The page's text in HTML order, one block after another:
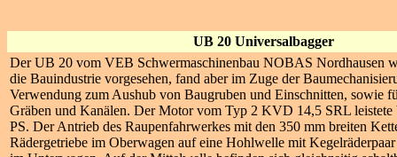
UB 20 Universalbagger
Der UB 20 vom VEB Schwermaschinenbau NOBAS Nordhausen
die Bauindustrie vorgesehen, fand aber im Zuge der
Verwendung zum Aushub von Baugruben und Einschnitten, sowie
Gräben und Kanälen. Der Motor vom Typ 2 KVD 14,5 SRL
PS. Der Antrieb des Raupenfahrwerkes mit den 350 mm breiten
Rädergetriebe im Oberwagen auf eine Hohlwelle mit